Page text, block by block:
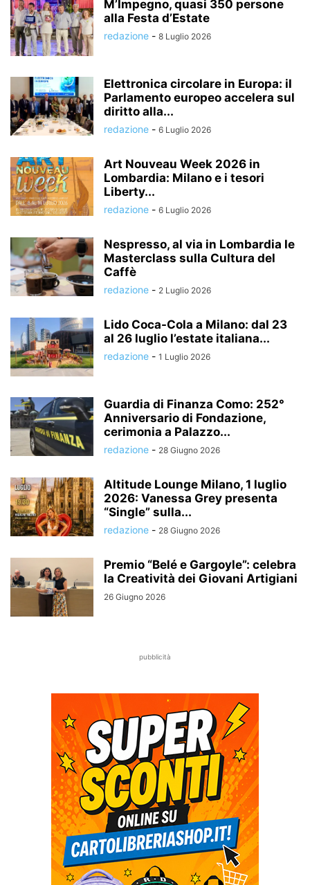
M’Impegno, quasi 350 persone
alla Festa d’Estate
redazione - 8 Luglio 2026
Elettronica circolare in Europa: il
Parlamento europeo accelera sul
diritto alla...
redazione - 6 Luglio 2026
Art Nouveau Week 2026 in
Lombardia: Milano e i tesori
Liberty...
redazione - 6 Luglio 2026
Nespresso, al via in Lombardia le
Masterclass sulla Cultura del
Caffè
redazione - 2 Luglio 2026
Lido Coca-Cola a Milano: dal 23
al 26 luglio l’estate italiana...
redazione - 1 Luglio 2026
Guardia di Finanza Como: 252°
Anniversario di Fondazione,
cerimonia a Palazzo...
redazione - 28 Giugno 2026
Altitude Lounge Milano, 1 luglio
2026: Vanessa Grey presenta
“Single” sulla...
redazione - 28 Giugno 2026
Premio “Belé e Gargoyle”: celebra
la Creatività dei Giovani Artigiani
26 Giugno 2026
pubblicità